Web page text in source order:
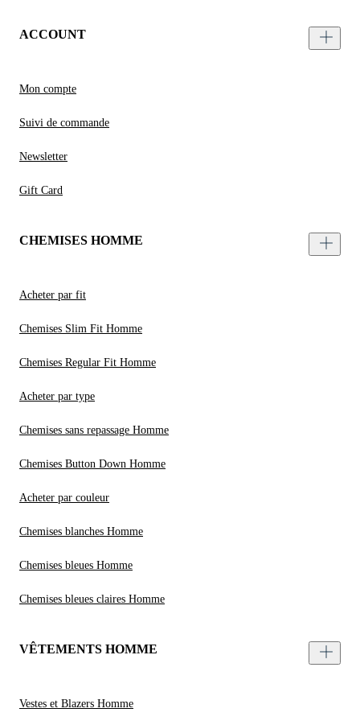
ACCOUNT
Mon compte
Suivi de commande
Newsletter
Gift Card
CHEMISES HOMME
Acheter par fit
Chemises Slim Fit Homme
Chemises Regular Fit Homme
Acheter par type
Chemises sans repassage Homme
Chemises Button Down Homme
Acheter par couleur
Chemises blanches Homme
Chemises bleues Homme
Chemises bleues claires Homme
VÊTEMENTS HOMME
Vestes et Blazers Homme